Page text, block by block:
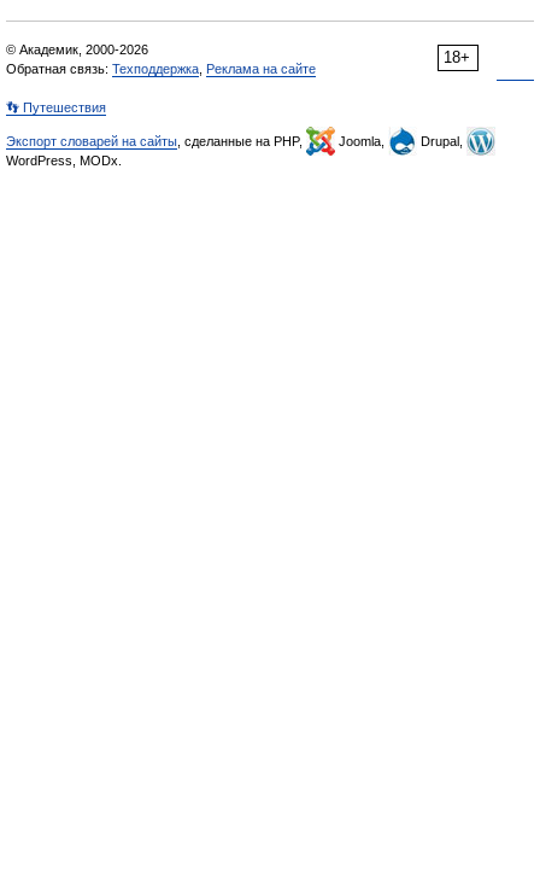
18+
© Академик, 2000-2026
Обратная связь: Техподдержка Реклама на сайте
👣 Путешествия
Экспорт словарей на сайты , сделанные на PHP, Joomla,
Drupal,
WordPress, MODx.